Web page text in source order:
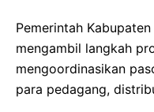
Pemerintah
mengambil langkah
mengoordinasikan
para pedagang,